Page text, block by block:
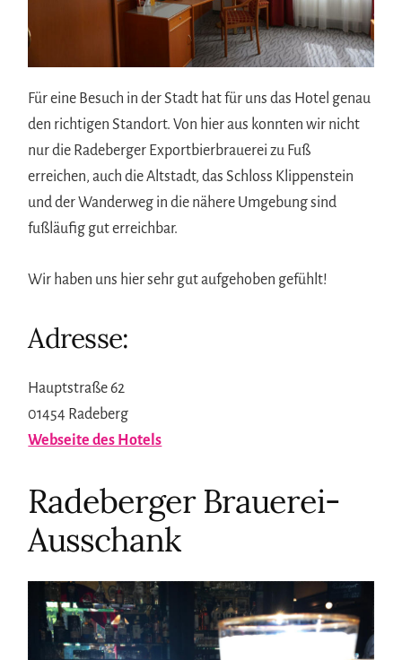
Für eine Besuch in der Stadt hat für uns das Hotel genau
den richtigen Standort. Von hier aus konnten wir nicht
nur die Radeberger Exportbierbrauerei zu Fuß
erreichen, auch die Altstadt, das Schloss Klippenstein
und der Wanderweg in die nähere Umgebung sind
fußläufig gut erreichbar.
Wir haben uns hier sehr gut aufgehoben gefühlt!
Adresse:
Hauptstraße 62
01454 Radeberg
Webseite des Hotels
Radeberger Brauerei-
Ausschank